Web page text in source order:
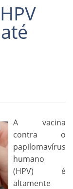
A vacina
contra o
papilomavírus
humano
(HPV) é
altamente